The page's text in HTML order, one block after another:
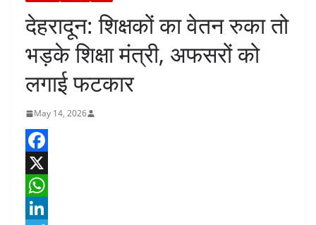
देहरादून: शिक्षकों का वेतन रुका तो
भड़के शिक्षा मंत्री, अफसरों को
लगाई फटकार
May 14, 2026
F
a
c
X
W